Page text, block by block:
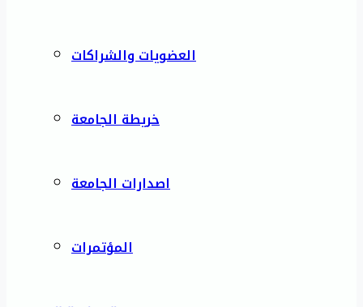
العضويات والشراكات
خريطة الجامعة
اصدارات الجامعة
المؤتمرات